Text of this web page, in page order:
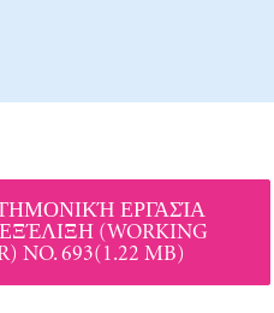
ΕΡΓΑΣΊΑ
(WORKING
NO. 693(1.22 MB)